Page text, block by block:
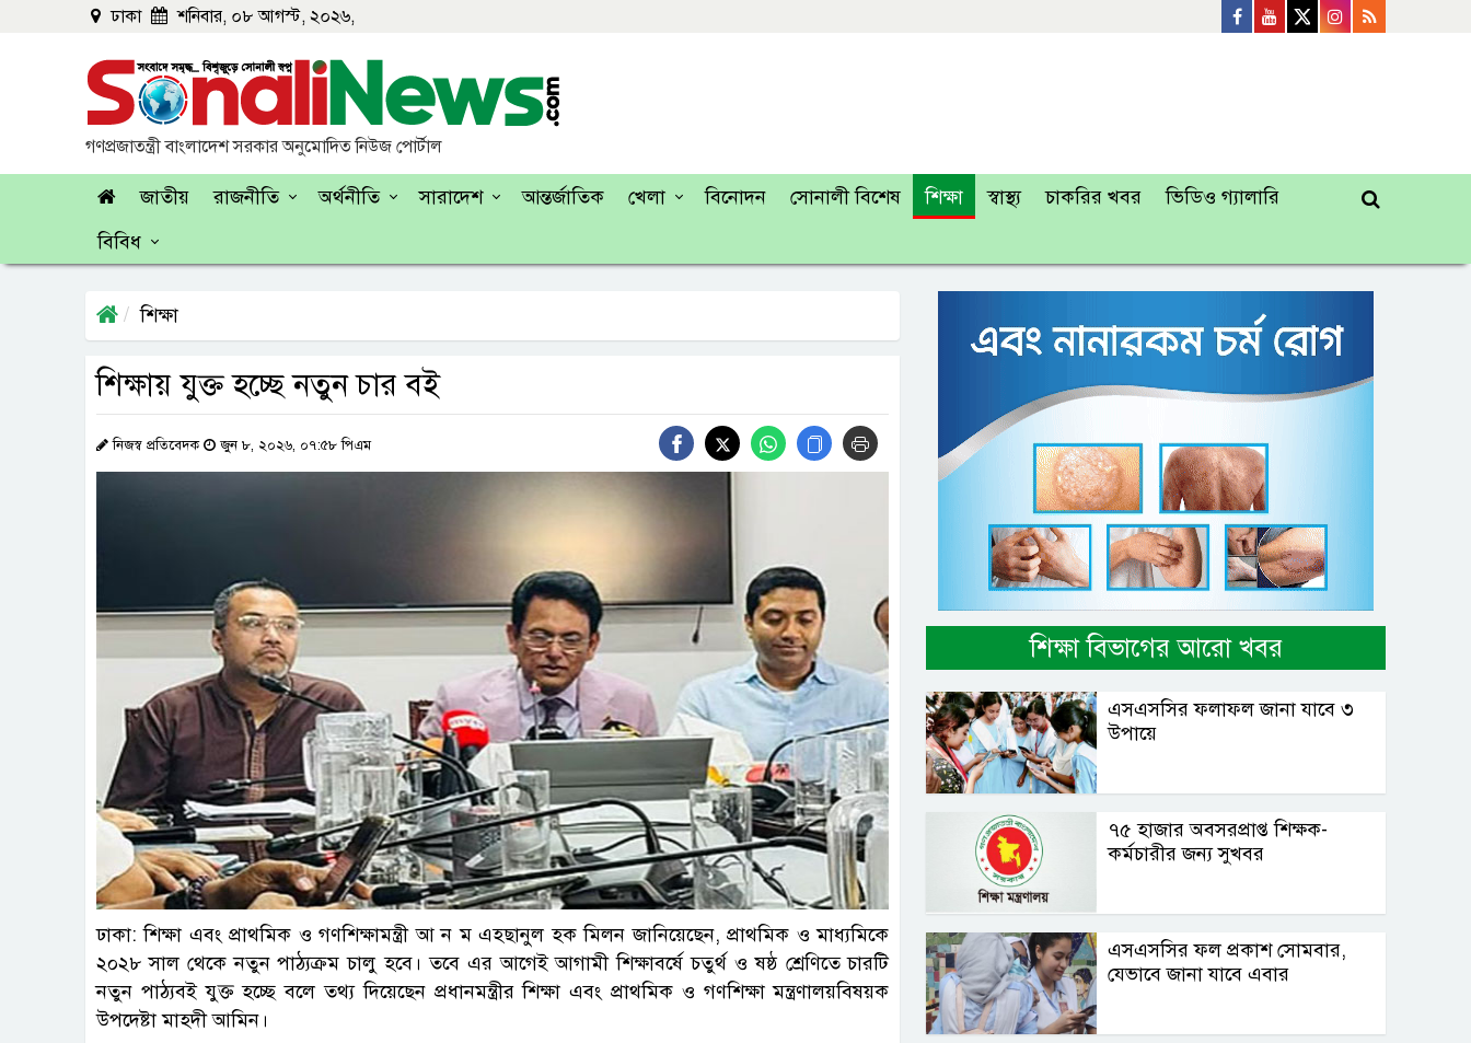
ঢাকা শনিবার, ০৮ আগস্ট, ২০২৬,
গণপ্রজাতন্ত্রী বাংলাদেশ সরকার অনুমোদিত নিউজ পোর্টাল
জাতীয় রাজনীতি অর্থনীতি সারাদেশ আন্তর্জাতিক খেলা বিনোদন সোনালী বিশেষ শিক্ষা স্বাস্থ্য চাকরির খবর
ভিডিও গ্যালারি
বিবিধ
শিক্ষা
শিক্ষায় যুক্ত হচ্ছে নতুন চার বই
নিজস্ব প্রতিবেদক জুন ৮, ২০২৬, ০৭:৫৮ পিএম
ছবি : সংগৃহীত
ঢাকা: শিক্ষা এবং প্রাথমিক ও গণশিক্ষামন্ত্রী আ ন ম এহছানুল হক মিলন জানিয়েছেন, প্রাথমিক ও মাধ্যমিকে
২০২৮ সাল থেকে নতুন পাঠ্যক্রম চালু হবে। তবে এর আগেই আগামী শিক্ষাবর্ষে চতুর্থ ও ষষ্ঠ শ্রেণিতে চারটি
নতুন পাঠ্যবই যুক্ত হচ্ছে বলে তথ্য দিয়েছেন প্রধানমন্ত্রীর শিক্ষা এবং প্রাথমিক ও গণশিক্ষা মন্ত্রণালয়বিষয়ক
উপদেষ্টা মাহদী আমিন।
শিক্ষা বিভাগের আরো খবর
এসএসসির ফলাফল জানা যাবে ৩
উপায়ে
৭৫ হাজার অবসরপ্রাপ্ত শিক্ষক-
কর্মচারীর জন্য সুখবর
এসএসসির ফল প্রকাশ সোমবার,
যেভাবে জানা যাবে এবার